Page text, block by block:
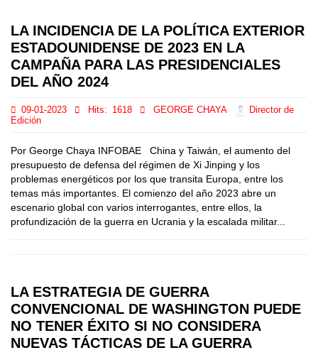
LA INCIDENCIA DE LA POLÍTICA EXTERIOR
ESTADOUNIDENSE DE 2023 EN LA
CAMPAÑA PARA LAS PRESIDENCIALES
DEL AÑO 2024
09-01-2023 Hits: 1618 GEORGE CHAYA
Director de
Edición
Por George Chaya INFOBAE China y Taiwán, el aumento del
presupuesto de defensa del régimen de Xi Jinping y los
problemas energéticos por los que transita Europa, entre los
temas más importantes. El comienzo del año 2023 abre un
escenario global con varios interrogantes, entre ellos, la
profundización de la guerra en Ucrania y la escalada militar...
LA ESTRATEGIA DE GUERRA
CONVENCIONAL DE WASHINGTON PUEDE
NO TENER ÉXITO SI NO CONSIDERA
NUEVAS TÁCTICAS DE LA GUERRA